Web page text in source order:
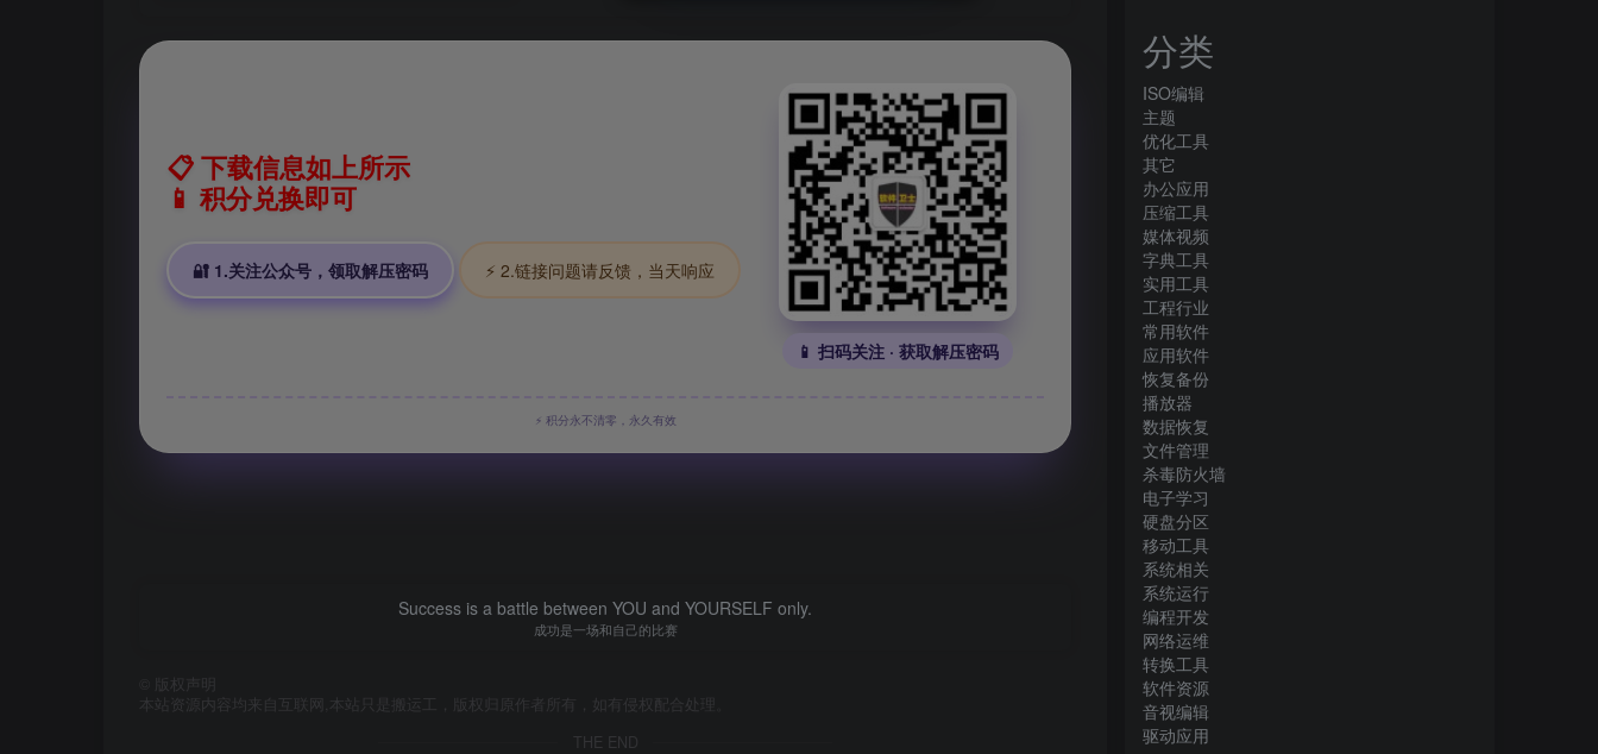
📋 下载信息如上所示
📱 积分兑换即可
🔐 1.关注公众号，领取解压密码 ⚡ 2.链接问题请反馈，当天响应
📱 扫码关注 · 获取解压密码
⚡ 积分永不清零，永久有效
Success is a battle between YOU and YOURSELF only.
成功是一场和自己的比赛
版权声明
本站资源内容均来自互联网,本站只是搬运工，版权归原作者所有，如有侵权配合处理。
THE END
分类
ISO编辑
主题
优化工具
其它
办公应用
压缩工具
媒体视频
字典工具
实用工具
工程行业
常用软件
应用软件
恢复备份
播放器
数据恢复
文件管理
杀毒防火墙
电子学习
硬盘分区
移动工具
系统相关
系统运行
编程开发
网络运维
转换工具
软件资源
音视编辑
驱动应用